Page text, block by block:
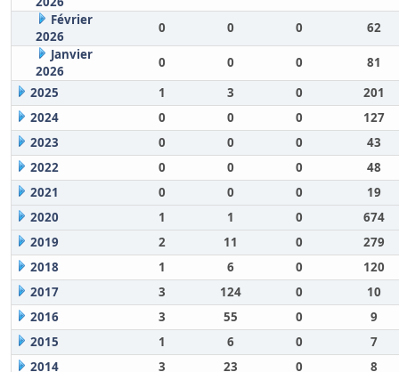
Février
2026
0 0 0
62
Janvier
2026
0 0 0
81
2025
1 3 0
201
2024
0 0 0
127
2023
0 0 0
43
2022
0 0 0
48
2021
0 0 0
19
2020
1 1 0
674
2019
2 11 0
279
2018
1 6 0
120
2017
3 124 0
10
2016
3 55 0
9
2015
1 6 0
7
2014
3 23 0
8